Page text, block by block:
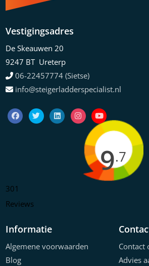
Vestigingsadres
De Skeauwen 20
9247 BT Ureterp
06-22457774 (Sietse)
info@steigerladderspecialist.nl
9.7
301
Reviews
Informatie
Algemene voorwaarden
Blog
Contact
Advies